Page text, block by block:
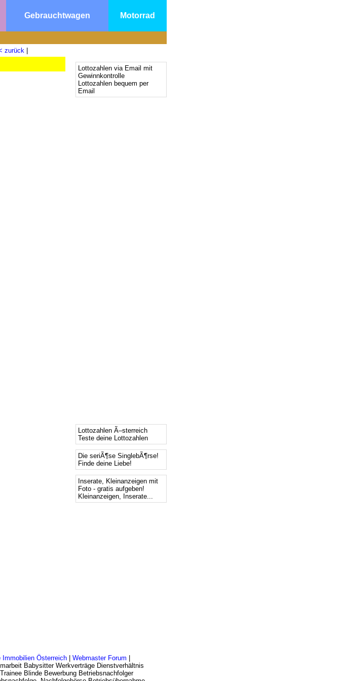
Gebrauchtwagen Motorrad
zurück
Lottozahlen via Email mit
Gewinnkontrolle
Lottozahlen bequem per
Email
Lottozahlen Ã–sterreich
Teste deine Lottozahlen
Die seriÃ¶se SinglebÃ¶rse!
Finde deine Liebe!
Inserate, Kleinanzeigen mit
Foto - gratis aufgeben!
Kleinanzeigen, Inserate...
Immobilien Österreich| Webmaster Forum
Babysitter Werkverträge Dienstverhältnis
Blinde Bewerbung Betriebsnachfolger